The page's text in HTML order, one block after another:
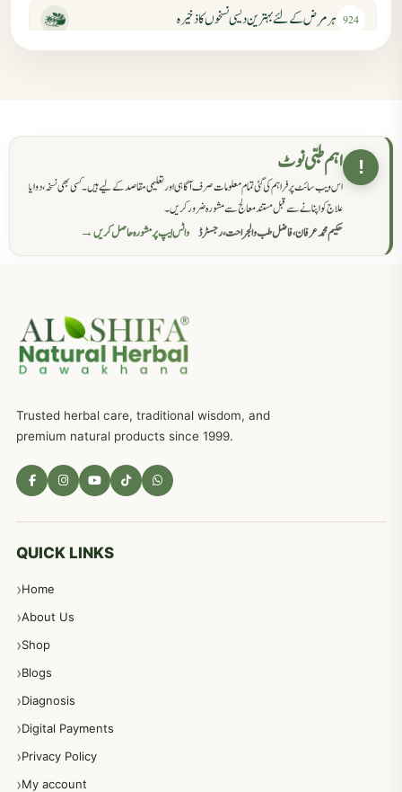
924 ہر مرض کے لئے بہترین دیسی نسخوں کا ذخیرہ
862 حکماء کےلئے نسخہ جات
سرعت انزال کا علاج اور دیسی نسخہ جات
جریان، احتلام کےلئے جڑی بوٹیوں کیساتھ دیسی علاج
ذکاوت حس کے علاج کےلئے مختلف دیسی نسخہ جات
امراضِ معدہ کا علاج دیسی نسخہ جات
! اہم طبی نوٹ
اس ویب سائٹ پر فراہم کی گئی تمام معلومات صرف آگاہی اور تعلیمی مقاصد کے لیے ہیں۔ کسی بھی نسخہ، دوا یا
علاج کو اپنانے سے قبل مستند معالج سے مشورہ ضرور کریں۔
حکیم محمد عرفان، فاضل طب والجراحت، رجسٹرڈ واٹس ایپ پر مشورہ حاصل کریں →
Trusted herbal care, traditional wisdom, and
premium natural products since 1999.
QUICK LINKS
Home
About Us
Shop
Blogs
Diagnosis
Digital Payments
Privacy Policy
My account